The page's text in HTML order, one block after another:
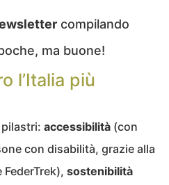
compilando
ma buone!
l’Italia più
pilastri: accessibilità (con
con disabilità, grazie alla
sostenibilità